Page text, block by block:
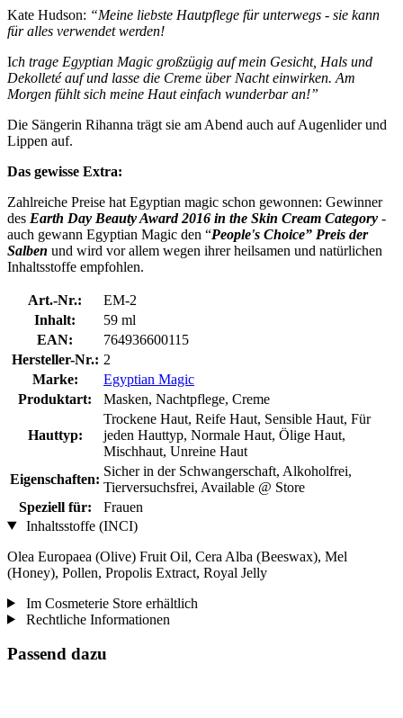
Kate Hudson: “Meine liebste Hautpflege für unterwegs - sie kann
für alles verwendet werden!
Ich trage Egyptian Magic großzügig auf mein Gesicht, Hals und
Dekolleté auf und lasse die Creme über Nacht einwirken. Am
Morgen fühlt sich meine Haut einfach wunderbar an!”
Die Sängerin Rihanna trägt sie am Abend auch auf Augenlider und
Lippen auf.
Das gewisse Extra:
Zahlreiche Preise hat Egyptian magic schon gewonnen: Gewinner
des Earth Day Beauty Award 2016 in the Skin Cream Category -
auch gewann Egyptian Magic den “People's Choice” Preis der
Salben und wird vor allem wegen ihrer heilsamen und natürlichen
Inhaltsstoffe empfohlen.
Art.-Nr.:
EM-2
Inhalt:
59 ml
EAN:
764936600115
Hersteller-Nr.: 2
Marke:
Egyptian Magic
Produktart:
Masken, Nachtpflege, Creme
Hauttyp:
Trockene Haut, Reife Haut, Sensible Haut, Für
jeden Hauttyp, Normale Haut, Ölige Haut,
Mischhaut, Unreine Haut
Eigenschaften:
Sicher in der Schwangerschaft, Alkoholfrei,
Tierversuchsfrei, Available @ Store
Speziell für:
Frauen
Inhaltsstoffe (INCI)
Olea Europaea (Olive) Fruit Oil, Cera Alba (Beeswax), Mel
(Honey), Pollen, Propolis Extract, Royal Jelly
Im Cosmeterie Store erhältlich
Rechtliche Informationen
Passend dazu